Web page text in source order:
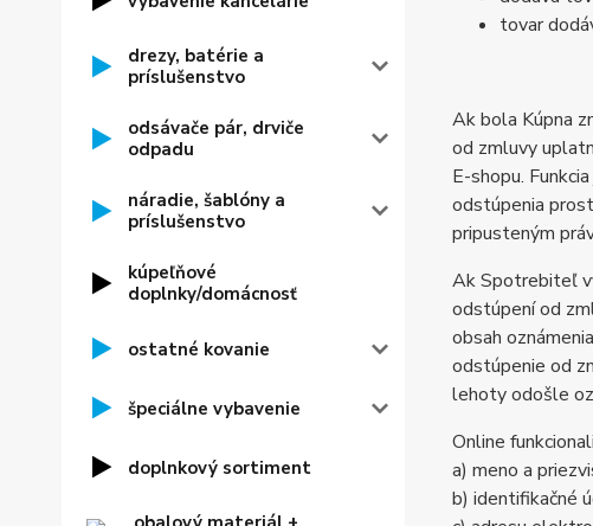
drezy, batérie a
príslušenstvo
odsávače pár, drviče
odpadu
náradie, šablóny a
príslušenstvo
kúpeľňové
doplnky/domácnosť
ostatné kovanie
špeciálne vybavenie
doplnkový sortiment
tovar
Ak bola Kúpna
od zmluvy
E-shopu.
odstúpenia
pripusteným
Ak Spotrebiteľ
odstúpení od
obsah
odstúpenie od
lehoty odošle
Online
a) meno a
b) identifikačné